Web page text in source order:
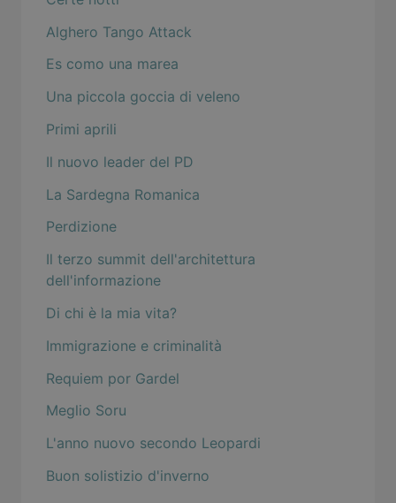
Alghero Tango Attack
Es como una marea
Una piccola goccia di veleno
Primi aprili
Il nuovo leader del PD
La Sardegna Romanica
Perdizione
Il terzo summit dell'architettura
dell'informazione
Di chi è la mia vita?
Immigrazione e criminalità
Requiem por Gardel
Meglio Soru
L'anno nuovo secondo Leopardi
Buon solistizio d'inverno